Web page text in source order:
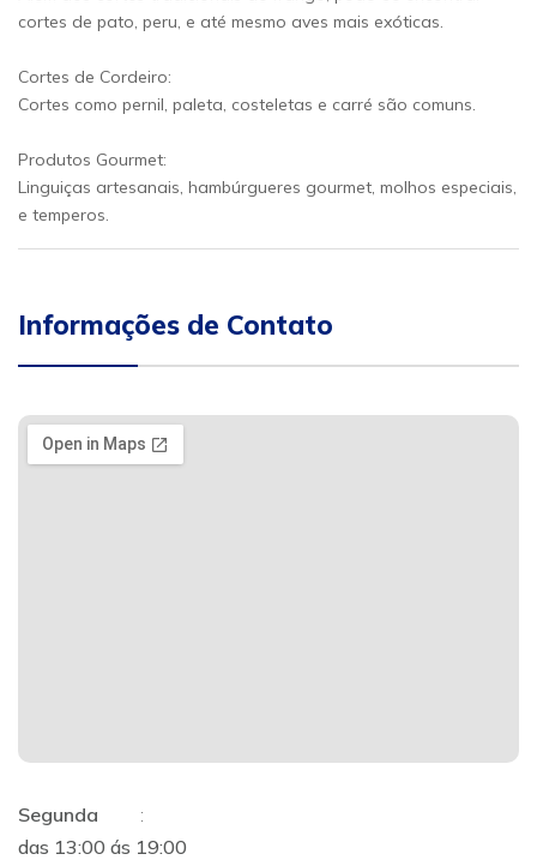
cortes de pato, peru, e até mesmo aves mais exóticas.
Cortes de Cordeiro:
Cortes como pernil, paleta, costeletas e carré são comuns.
Produtos Gourmet:
Linguiças artesanais, hambúrgueres gourmet, molhos especiais,
e temperos.
Informações de Contato
Segunda
:
das 13:00 ás 19:00